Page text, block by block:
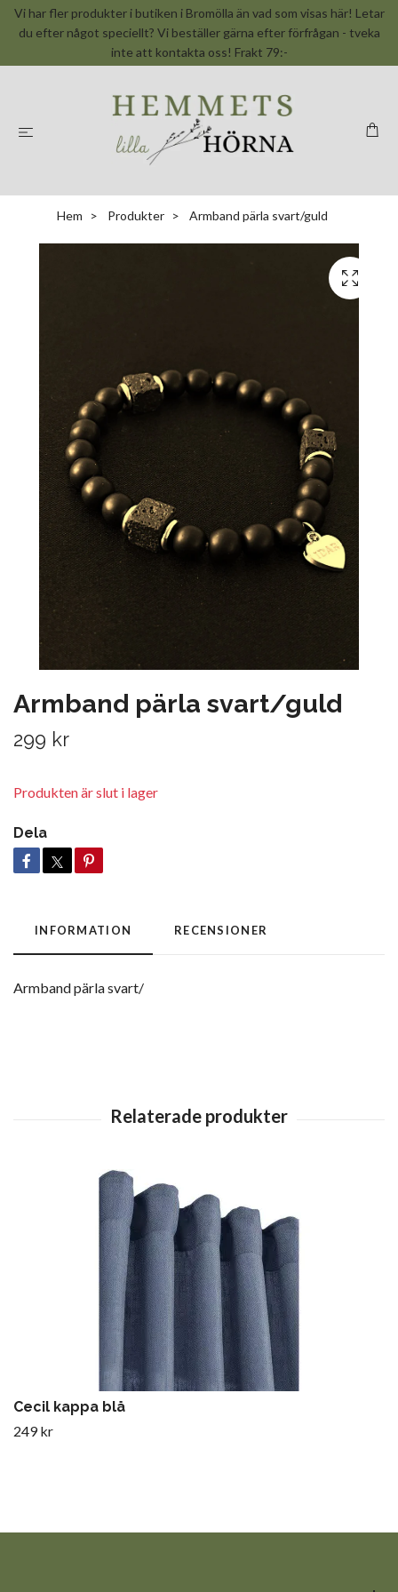
Vi har fler produkter i butiken i Bromölla än vad som visas här! Letar
du efter något speciellt? Vi beställer gärna efter förfrågan - tveka
inte att kontakta oss! Frakt 79:-
Hem Produkter Armband pärla svart/guld
Armband pärla svart/guld
299 kr
Produkten är slut i lager
Dela
INFORMATION RECENSIONER
Armband pärla svart/
Cecil kappa blå
249 kr